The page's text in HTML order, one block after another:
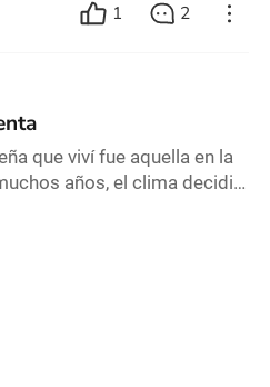
1 2
que viví fue aquella en la
años, el clima decidió
pleno verano, las
calor, cielo despejado y
una noche tranquila al aire
24 amaneció con un viento
como si el aire estuviera a
la